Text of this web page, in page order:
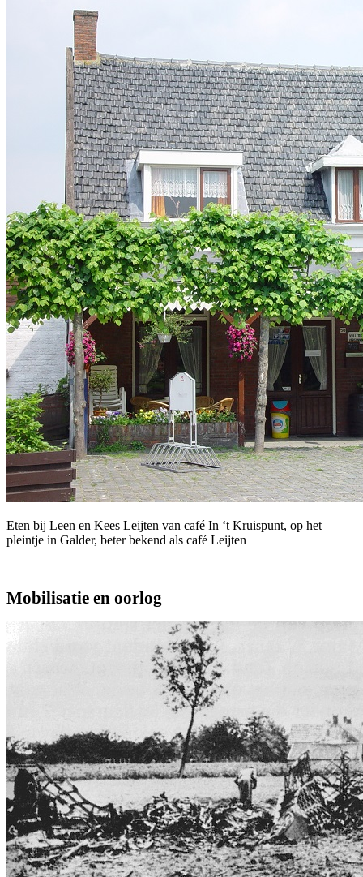
Eten bij Leen en Kees Leijten van café In ‘t Kruispunt, op het
pleintje in Galder, beter bekend als café Leijten
Mobilisatie en oorlog